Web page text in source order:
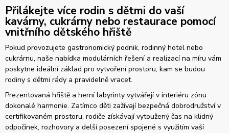
Přilákejte více rodin s dětmi do vaší
kavárny, cukrárny nebo restaurace pomocí
vnitřního dětského hřiště
Pokud provozujete gastronomický podnik, rodinný hotel nebo
cukrárnu, naše nabídka modulárních řešení a realizací na míru vám
poskytne ideální základ pro vytvoření prostoru, kam se budou
rodiny s dětmi rády a pravidelně vracet.
Prezentovaná hřiště a herní labyrinty vytvářejí v interiéru zónu
dokonalé harmonie. Zatímco děti zažívají bezpečná dobrodružství v
certifikovaném prostoru, rodiče získávají vytoužený čas na klidný
odpočinek, rozhovory a delší posezení spojené s využitím vaší